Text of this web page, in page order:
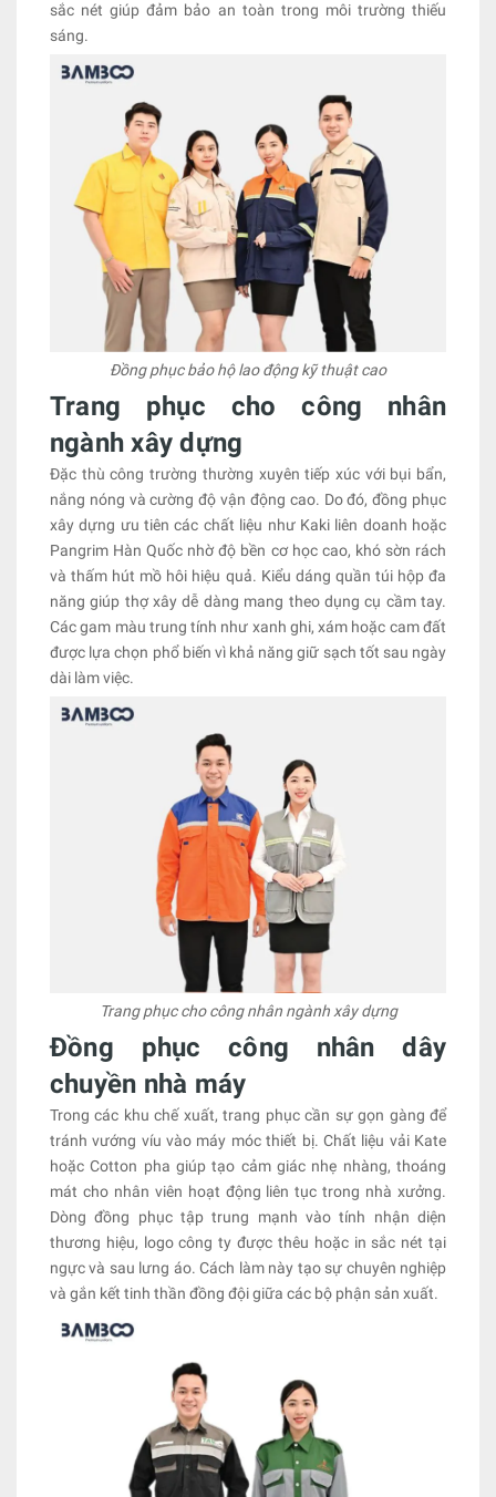
sắc nét giúp đảm bảo an toàn trong môi trường thiếu
sáng.
Đồng phục bảo hộ lao động kỹ thuật cao
Trang phục cho công nhân
ngành xây dựng
Đặc thù công trường thường xuyên tiếp xúc với bụi bẩn,
nắng nóng và cường độ vận động cao. Do đó, đồng phục
xây dựng ưu tiên các chất liệu như Kaki liên doanh hoặc
Pangrim Hàn Quốc nhờ độ bền cơ học cao, khó sờn rách
và thấm hút mồ hôi hiệu quả. Kiểu dáng quần túi hộp đa
năng giúp thợ xây dễ dàng mang theo dụng cụ cầm tay.
Các gam màu trung tính như xanh ghi, xám hoặc cam đất
được lựa chọn phổ biến vì khả năng giữ sạch tốt sau ngày
dài làm việc.
Trang phục cho công nhân ngành xây dựng
Đồng phục công nhân dây
chuyền nhà máy
Trong các khu chế xuất, trang phục cần sự gọn gàng để
tránh vướng víu vào máy móc thiết bị. Chất liệu vải Kate
hoặc Cotton pha giúp tạo cảm giác nhẹ nhàng, thoáng
mát cho nhân viên hoạt động liên tục trong nhà xưởng.
Dòng đồng phục tập trung mạnh vào tính nhận diện
thương hiệu, logo công ty được thêu hoặc in sắc nét tại
ngực và sau lưng áo. Cách làm này tạo sự chuyên nghiệp
và gắn kết tinh thần đồng đội giữa các bộ phận sản xuất.